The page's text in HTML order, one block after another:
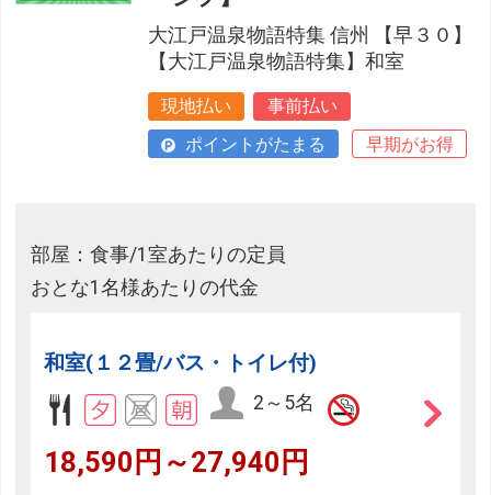
大江戸温泉物語特集 信州 【早３０】
【大江戸温泉物語特集】和室
現地払い
事前払い
ポイントがたまる
早期がお得
部屋：食事/1室あたりの定員
おとな1名様あたりの代金
和室(１２畳/バス・トイレ付)
2～5名
18,590円～27,940円